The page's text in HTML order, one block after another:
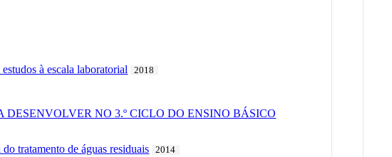
à escala laboratorial 2018
DESENVOLVER NO 3.º CICLO DO ENSINO BÁSICO
tratamento de águas residuais 2014